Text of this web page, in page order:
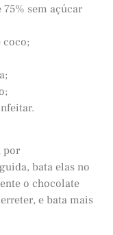
sem açúcar
coco;
por
bata elas no
o chocolate
e bata mais